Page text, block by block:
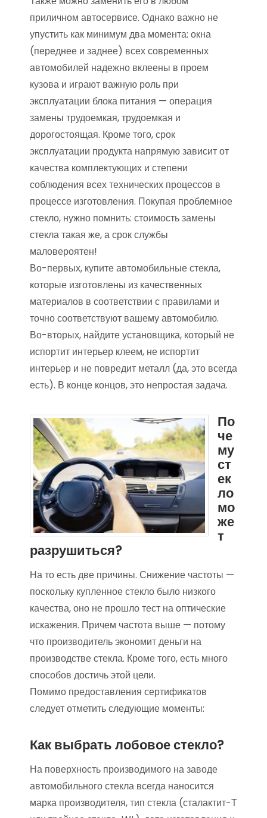
приличном автосервисе. Однако важно не
упустить как минимум два момента: окна
(переднее и заднее) всех современных
автомобилей надежно вклеены в проем
кузова и играют важную роль при
эксплуатации блока питания — операция
замены трудоемкая, трудоемкая и
дорогостоящая. Кроме того, срок
эксплуатации продукта напрямую зависит от
качества комплектующих и степени
соблюдения всех технических процессов в
процессе изготовления. Покупая проблемное
стекло, нужно помнить: стоимость замены
стекла такая же, а срок службы
маловероятен!
Во-первых, купите автомобильные стекла,
которые изготовлены из качественных
материалов в соответствии с правилами и
точно соответствуют вашему автомобилю.
Во-вторых, найдите установщика, который не
испортит интерьер клеем, не испортит
интерьер и не повредит металл (да, это всегда
есть). В конце концов, это непростая задача.
По
че
му
ст
ек
ло
мо
же
т
разрушиться?
На то есть две причины. Снижение частоты —
поскольку купленное стекло было низкого
качества, оно не прошло тест на оптические
искажения. Причем частота выше — потому
что производитель экономит деньги на
производстве стекла. Кроме того, есть много
способов достичь этой цели.
Помимо предоставления сертификатов
следует отметить следующие моменты:
Как выбрать лобовое стекло?
На поверхность производимого на заводе
автомобильного стекла всегда наносится
марка производителя, тип стекла (сталактит-Т